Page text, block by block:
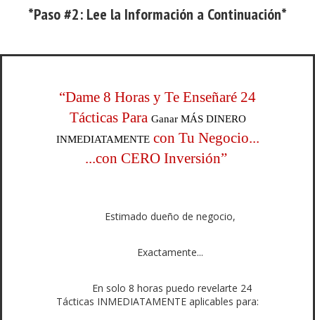
*Paso #2: Lee la Información a Continuación*
“Dame 8 Horas y Te Enseñaré 24
Tácticas Para Ganar MÁS DINERO
INMEDIATAMENTEcon Tu Negocio...
...con CERO Inversión”
Estimado dueño de negocio,
Exactamente...
En solo 8 horas puedo revelarte 24
Tácticas INMEDIATAMENTE aplicables para: